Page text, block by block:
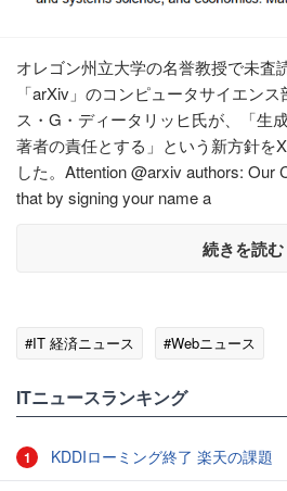
オレゴン州立大学の名誉教授で未査
「arXiv」のコンピュータサイエン
ス・G・ディータリッヒ氏が、「生
著者の責任とする」という新方針を
した。Attention @arxiv authors: Our
that by signing your name a
続きを読む
#IT 経済ニュース #Webニュース
ITニュースランキング
1 KDDIローミング終了 楽天の課題